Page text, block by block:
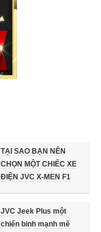
TẠI SAO BẠN NÊN
CHỌN MỘT CHIẾC XE
ĐIỆN JVC X-MEN F1
JVC Jeek Plus một
chiến binh mạnh mẽ